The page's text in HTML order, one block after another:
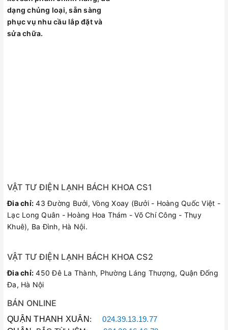
dạng chủng loại, sẵn sàng
phục vụ nhu cầu lắp đặt và
sửa chữa.
VẬT TƯ ĐIỆN LẠNH BÁCH KHOA CS1
Đia chỉ: 43 Đường Bưởi, Vòng Xoay (Bưởi - Hoàng Quốc Việt -
Lạc Long Quân - Hoàng Hoa Thám - Võ Chí Công - Thụy
Khuê), Ba Đình, Hà Nội.
VẬT TƯ ĐIỆN LẠNH BÁCH KHOA CS2
Đia chỉ: 450 Đê La Thành, Phường Láng Thượng, Quận Đống
Đa, Hà Nội
BÁN ONLINE
QUẬN THANH XUÂN :024.39.13.19.77